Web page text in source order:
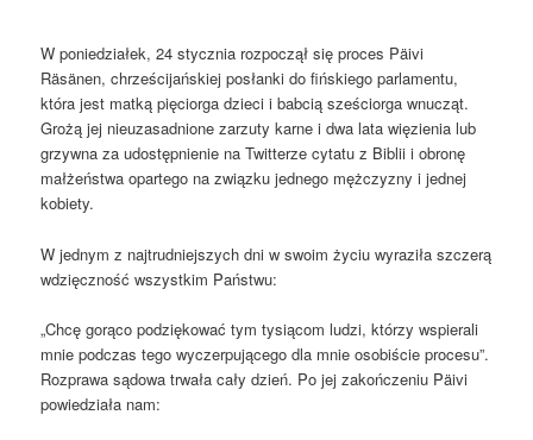
W poniedziałek, 24 stycznia rozpoczął się proces Päivi
Räsänen, chrześcijańskiej posłanki do fińskiego parlamentu,
która jest matką pięciorga dzieci i babcią sześciorga wnucząt.
Grożą jej nieuzasadnione zarzuty karne i dwa lata więzienia lub
grzywna za udostępnienie na Twitterze cytatu z Biblii i obronę
małżeństwa opartego na związku jednego mężczyzny i jednej
kobiety.
W jednym z najtrudniejszych dni w swoim życiu wyraziła szczerą
wdzięczność wszystkim Państwu:
„Chcę gorąco podziękować tym tysiącom ludzi, którzy wspierali
mnie podczas tego wyczerpującego dla mnie osobiście procesu”.
Rozprawa sądowa trwała cały dzień. Po jej zakończeniu Päivi
powiedziała nam: